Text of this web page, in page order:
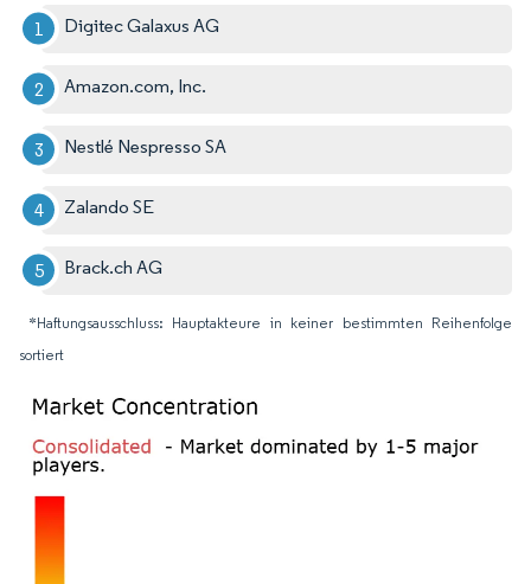
Digitec Galaxus AG
Amazon.com, Inc.
Nestlé Nespresso SA
Zalando SE
Brack.ch AG
*Haftungsausschluss: Hauptakteure in keiner bestimmten Reihenfolge
sortiert